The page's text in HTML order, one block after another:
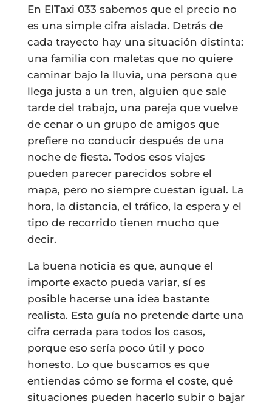
En ElTaxi 033 sabemos que el precio no
es una simple cifra aislada. Detrás de
cada trayecto hay una situación distinta:
una familia con maletas que no quiere
caminar bajo la lluvia, una persona que
llega justa a un tren, alguien que sale
tarde del trabajo, una pareja que vuelve
de cenar o un grupo de amigos que
prefiere no conducir después de una
noche de fiesta. Todos esos viajes
pueden parecer parecidos sobre el
mapa, pero no siempre cuestan igual. La
hora, la distancia, el tráfico, la espera y el
tipo de recorrido tienen mucho que
decir.
La buena noticia es que, aunque el
importe exacto pueda variar, sí es
posible hacerse una idea bastante
realista. Esta guía no pretende darte una
cifra cerrada para todos los casos,
porque eso sería poco útil y poco
honesto. Lo que buscamos es que
entiendas cómo se forma el coste, qué
situaciones pueden hacerlo subir o bajar